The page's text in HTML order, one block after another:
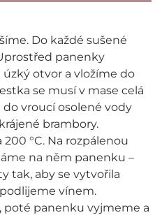
Do každé sušené
panenky
otvor a vložíme do
se musí v mase celá
vroucí osolené vody
brambory.
°C. Na rozpálenou
na něm panenku –
tak, aby se vytvořila
vínem.
poté panenku vyjmeme a